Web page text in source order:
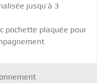
jusqu’à 3
pochette plaquée pour